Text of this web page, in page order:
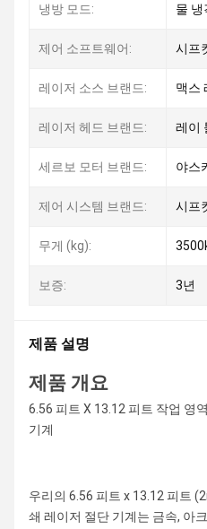
냉방 모드: 물 냉
제어 소프트웨어: 시프
레이저 소스 브랜드: 맥스
레이저 헤드 브랜드: 레이
세르보 모터 브랜드: 야스
제어 시스템 브랜드: 시프
무게 (kg):
보증: 3년
제품 설명
제품 개요
6.56 피트 X 13.12 피트 작업 영
기계
우리의 6.56 피트 x 13.12 피트
쇄 레이저 절단 기계는 금속, 아